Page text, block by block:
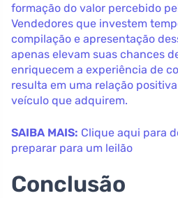
formação do valor percebido
Vendedores que investem
compilação e apresentação
apenas elevam suas chances
enriquecem a experiência de
resulta em uma relação
veículo que adquirem.
SAIBA MAIS: Clique aqui para
preparar para um leilão
Conclusão